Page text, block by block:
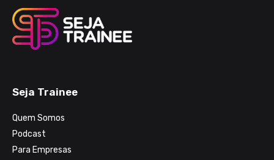
Seja Trainee
Quem Somos
Podcast
Para Empresas